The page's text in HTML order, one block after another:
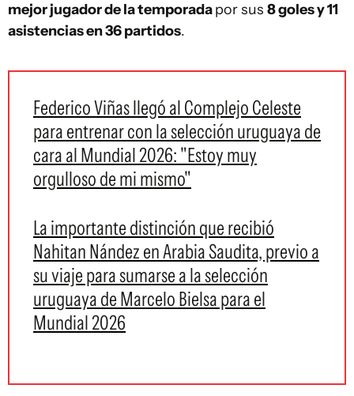
mejor jugador de la temporadapor sus 8 goles y 11
asistencias en 36 partidos.
Federico Viñas llegó al Complejo Celeste
para entrenar con la selección uruguaya de
cara al Mundial 2026: "Estoy muy
orgulloso de mi mismo"
La importante distinción que recibió
Nahitan Nández en Arabia Saudita, previo a
su viaje para sumarse a la selección
uruguaya de Marcelo Bielsa para el
Mundial 2026